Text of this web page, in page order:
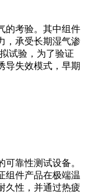
的考验。其中组件
，承受长期湿气渗
试验，为了验证
导失效模式，早期
靠性测试设备。
组件产品在极端温
久性，并通过热疲